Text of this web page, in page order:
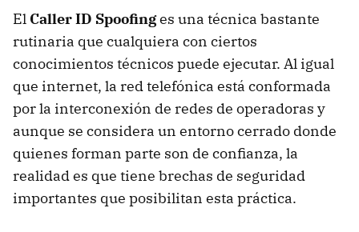
El Caller ID Spoofinges una técnica bastante
rutinaria que cualquiera con ciertos
conocimientos técnicos puede ejecutar. Al igual
que internet, la red telefónica está conformada
por la interconexión de redes de operadoras y
aunque se considera un entorno cerrado donde
quienes forman parte son de confianza, la
realidad es que tiene brechas de seguridad
importantes que posibilitan esta práctica.